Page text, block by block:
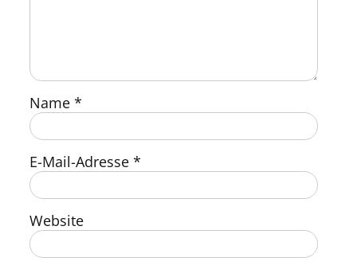
Name*
E-Mail-Adresse*
Website